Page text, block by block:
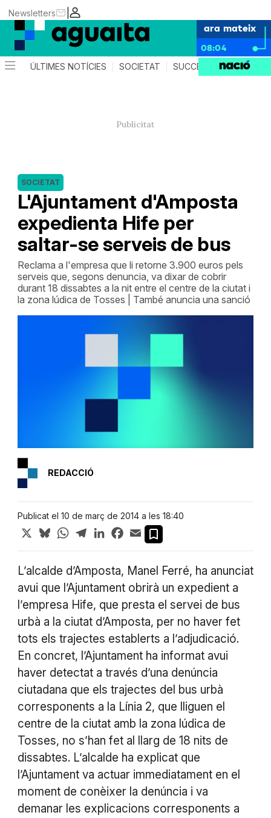
|
Newsletters
ara mateix
08:04
ÚLTIMES NOTÍCIES SOCIETAT SUCCESSOS AGENDA
L'Ajuntament d'Amposta
expedienta Hife per
saltar-se serveis de bus
SOCIETAT
Reclama a l'empresa que li retorne 3.900 euros pels
serveis que, segons denuncia, va dixar de cobrir
durant 18 dissabtes a la nit entre el centre de la ciutat i
la zona lúdica de Tosses | També anuncia una sanció
REDACCIÓ
Publicat el 10 de març de 2014 a les 18:40
X BlueskyWhatsApp
TelegramLinkedInFacebook
Email
L’alcalde d’Amposta, Manel Ferré, ha anunciat
avui que l’Ajuntament obrirà un expedient a
l’empresa Hife, que presta el servei de bus
urbà a la ciutat d’Amposta, per no haver fet
tots els trajectes establerts a l’adjudicació.
En concret, l’Ajuntament ha informat avui
haver detectat a través d’una denúncia
ciutadana que els trajectes del bus urbà
corresponents a la Línia 2, que lliguen el
centre de la ciutat amb la zona lúdica de
Tosses, no s’han fet al llarg de 18 nits de
dissabtes. L’alcalde ha explicat que
l’Ajuntament va actuar immediatament en el
moment de conèixer la denúncia i va
demanar les explicacions corresponents a